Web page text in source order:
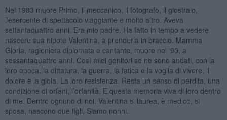
Nel 1983 muore Primo, il meccanico, il fotografo, il giostraio,
l’esercente di spettacolo viaggiante e molto altro. Aveva
settantaquattro anni. Era mio padre. Ha fatto in tempo a vedere
nascere sua nipote Valentina, a prenderla in braccio. Mamma
Gloria, ragioniera diplomata e cantante, muore nel ‘90, a
sessantaquattro anni. Così miei genitori se ne sono andati, con la
loro epoca, la dittatura, la guerra, la fatica e la voglia di vivere, il
dolore e la gioia. La loro resistenza. Resta un senso di perdita, una
condizione di orfani, l’orfanità. E questa memoria viva di loro dentro
di me. Dentro ognuno di noi. Valentina si laurea, è medico, si
sposa, nascono due figli. Siamo nonni.